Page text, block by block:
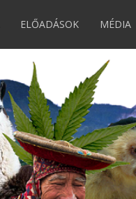
ELŐADÁSOK MÉDIA